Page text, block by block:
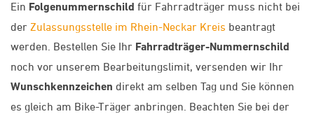
Ein Folgenummernschild für Fahrradträger muss nicht bei
der Zulassungsstelle im Rhein-Neckar Kreis beantragt
werden. Bestellen Sie Ihr Fahrradträger-Nummernschild
noch vor unserem Bearbeitungslimit, versenden wir Ihr
Wunschkennzeichen direkt am selben Tag und Sie können
es gleich am Bike-Träger anbringen. Beachten Sie bei der